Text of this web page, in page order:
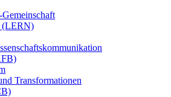
(LERN)
Transformationen